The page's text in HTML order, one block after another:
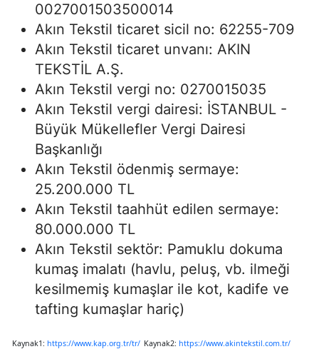
0027001503500014
Akın Tekstil ticaret sicil no: 62255-709
Akın Tekstil ticaret unvanı: AKIN
TEKSTİL A.Ş.
Akın Tekstil vergi no: 0270015035
Akın Tekstil vergi dairesi: İSTANBUL -
Büyük Mükellefler Vergi Dairesi
Başkanlığı
Akın Tekstil ödenmiş sermaye:
25.200.000 TL
Akın Tekstil taahhüt edilen sermaye:
80.000.000 TL
Akın Tekstil sektör: Pamuklu dokuma
kumaş imalatı (havlu, peluş, vb. ilmeği
kesilmemiş kumaşlar ile kot, kadife ve
tafting kumaşlar hariç)
Kaynak1: https://www.kap.org.tr/tr/ Kaynak2: https://www.akintekstil.com.tr/